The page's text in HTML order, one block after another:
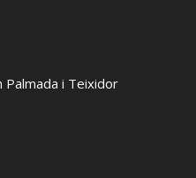
Palmada i Teixidor